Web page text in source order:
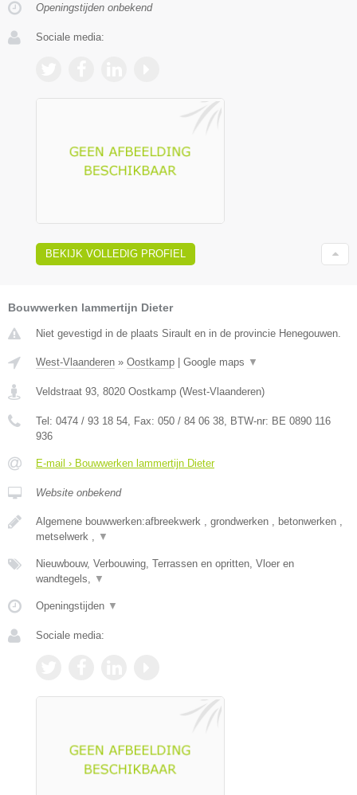
Openingstijden onbekend
Sociale media:
BEKIJK VOLLEDIG PROFIEL
Bouwwerken lammertijn Dieter
Niet gevestigd in de plaats Sirault en in de provincie Henegouwen.
West-Vlaanderen » Oostkamp Google maps ▼
Veldstraat 93, 8020 Oostkamp (West-Vlaanderen)
Tel: 0474 / 93 18 54, Fax: 050 / 84 06 38, BTW-nr: BE 0890 116
936
E-mail › Bouwwerken lammertijn Dieter
Website onbekend
Algemene bouwwerken:afbreekwerk , grondwerken , betonwerken ,
metselwerk , ▼
Nieuwbouw, Verbouwing, Terrassen en opritten, Vloer en
wandtegels, ▼
Openingstijden ▼
Sociale media: